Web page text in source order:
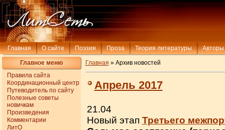
Главная О сайте Поэзия Проза Теория литературы Авторы
Главное меню
Правила сайта
Координационный центр
Путеводитель по сайту
Полезные советы
новичкам
Произведения
Комментарии
ЛитО
Главная » Архив новостей
Апрель 2017
21.04
Новый этап Третьего